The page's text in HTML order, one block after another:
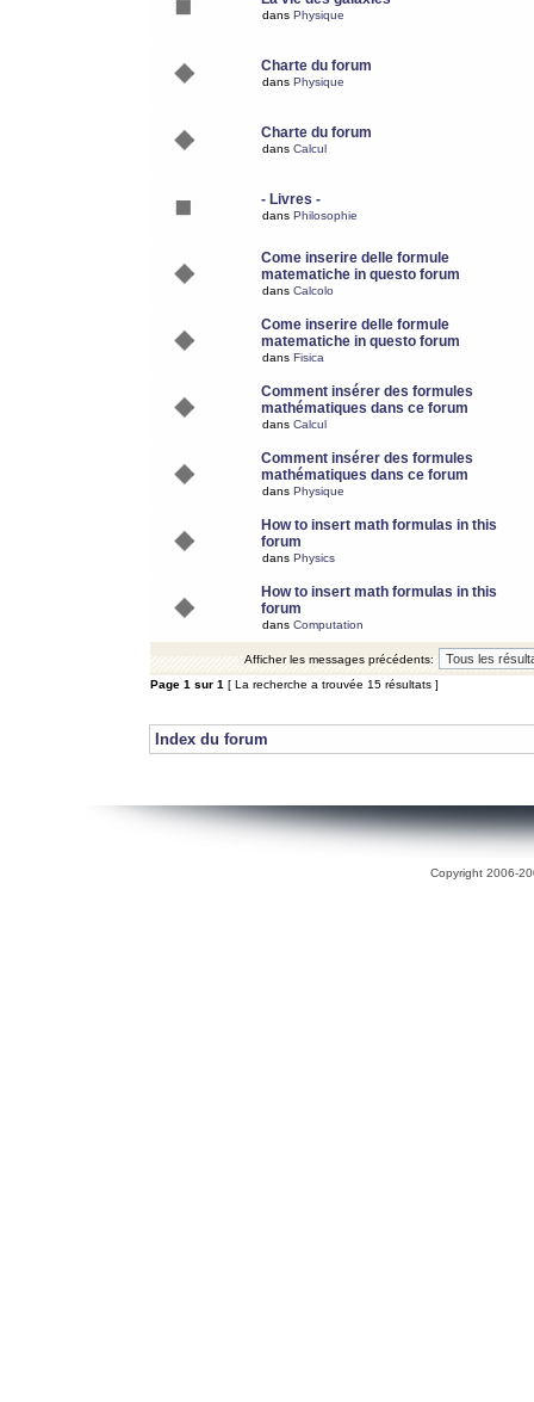
dans Physique
Charte du forum
dans Physique
Charte du forum
dans Calcul
- Livres -
dans Philosophie
Come inserire delle formule
matematiche in questo forum
dans Calcolo
Come inserire delle formule
matematiche in questo forum
dans Fisica
Comment insérer des formules
mathématiques dans ce forum
dans Calcul
Comment insérer des formules
mathématiques dans ce forum
dans Physique
How to insert math formulas in this
forum
dans Physics
How to insert math formulas in this
forum
dans Computation
Afficher les messages précédents:
Page 1 sur 1 [ La recherche a trouvée 15 résultats ]
Index du forum
Copyright 2006-